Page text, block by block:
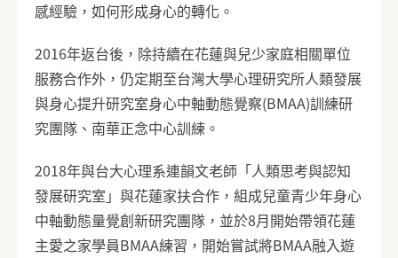
感經驗，如何形成身心的轉化。
2016年返台後，除持續在花蓮與兒少家庭相關單位
服務合作外，仍定期至台灣大學心理研究所人類發展
與身心提升研究室身心中軸動態覺察(BMAA)訓練研
究團隊、南華正念中心訓練。
2018年與台大心理系連韻文老師「人類思考與認知
發展研究室」與花蓮家扶合作，組成兒童青少年身心
中軸動態量覺創新研究團隊，並於8月開始帶領花蓮
主愛之家學員BMAA練習，開始嘗試將BMAA融入遊